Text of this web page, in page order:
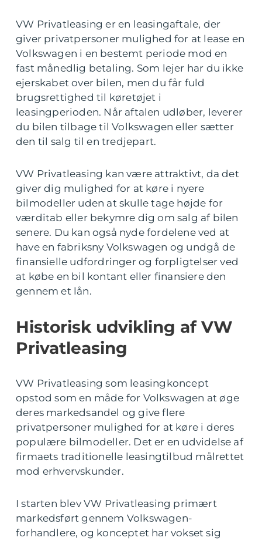
VW Privatleasing er en leasingaftale, der
giver privatpersoner mulighed for at lease en
Volkswagen i en bestemt periode mod en
fast månedlig betaling. Som lejer har du ikke
ejerskabet over bilen, men du får fuld
brugsrettighed til køretøjet i
leasingperioden. Når aftalen udløber, leverer
du bilen tilbage til Volkswagen eller sætter
den til salg til en tredjepart.
VW Privatleasing kan være attraktivt, da det
giver dig mulighed for at køre i nyere
bilmodeller uden at skulle tage højde for
værditab eller bekymre dig om salg af bilen
senere. Du kan også nyde fordelene ved at
have en fabriksny Volkswagen og undgå de
finansielle udfordringer og forpligtelser ved
at købe en bil kontant eller finansiere den
gennem et lån.
Historisk udvikling af VW
Privatleasing
VW Privatleasing som leasingkoncept
opstod som en måde for Volkswagen at øge
deres markedsandel og give flere
privatpersoner mulighed for at køre i deres
populære bilmodeller. Det er en udvidelse af
firmaets traditionelle leasingtilbud målrettet
mod erhvervskunder.
I starten blev VW Privatleasing primært
markedsført gennem Volkswagen-
forhandlere, og konceptet har vokset sig